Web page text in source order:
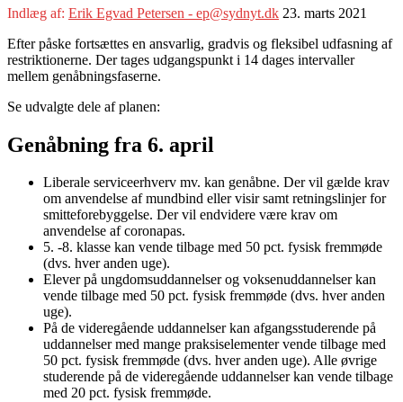
Indlæg af: Erik Egvad Petersen - ep@sydnyt.dk 23. marts 2021
Efter påske fortsættes en ansvarlig, gradvis og fleksibel udfasning af
restriktionerne. Der tages udgangspunkt i 14 dages intervaller
mellem genåbningsfaserne.
Se udvalgte dele af planen:
Genåbning fra 6. april
Liberale serviceerhverv mv. kan genåbne. Der vil gælde krav
om anvendelse af mundbind eller visir samt retningslinjer for
smitteforebyggelse. Der vil endvidere være krav om
anvendelse af coronapas.
5. -8. klasse kan vende tilbage med 50 pct. fysisk fremmøde
(dvs. hver anden uge).
Elever på ungdomsuddannelser og voksenuddannelser kan
vende tilbage med 50 pct. fysisk fremmøde (dvs. hver anden
uge).
På de videregående uddannelser kan afgangsstuderende på
uddannelser med mange praksiselementer vende tilbage med
50 pct. fysisk fremmøde (dvs. hver anden uge). Alle øvrige
studerende på de videregående uddannelser kan vende tilbage
med 20 pct. fysisk fremmøde.